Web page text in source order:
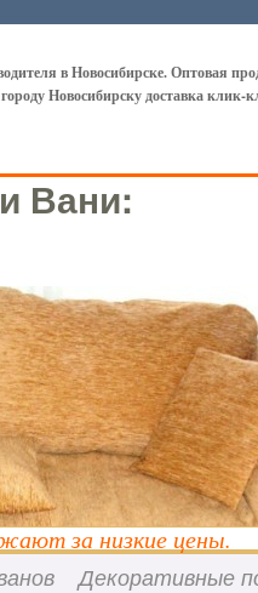
в Новосибирске. Оптовая
Новосибирску доставка клик-
Вани:
за низкие цены.
Декоративные